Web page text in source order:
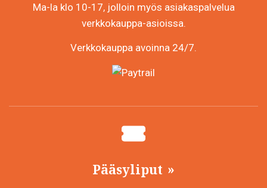
Ma-la klo 10-17, jolloin myös asiakaspalvelua
verkkokauppa-asioissa.
Verkkokauppa avoinna 24/7.
Pääsyliput